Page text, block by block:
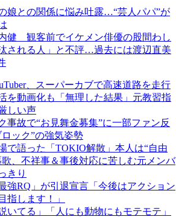
娘との関係に悩み吐露…“芸人パパ”が
健 観客前でイケメン俳優の股間わし
される人」と不評…過去には渡辺直美
、スーパーカブで高速道路を走行
を動画化も「無理した結果」元教習指
しい声
故で“お見舞金募集”に一部ファン反
ック”の強気姿勢
で語った「TOKIO解散」本人は“自由
、不祥事＆事後対応に苦しむ元メンバ
きり
強RQ」が引退宣言「今後はアクション
指します！」
いてる」「人にも動物にもモテモテ」